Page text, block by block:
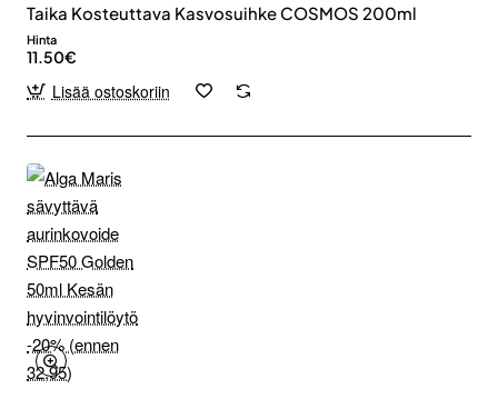
Taika Kosteuttava Kasvosuihke COSMOS 200ml
Hinta
11.50€
Lisää ostoskoriin